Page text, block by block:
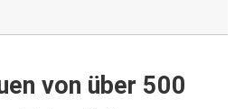
von über 500